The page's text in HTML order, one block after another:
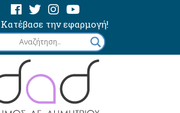
Κατέβασε την εφαρμογή!